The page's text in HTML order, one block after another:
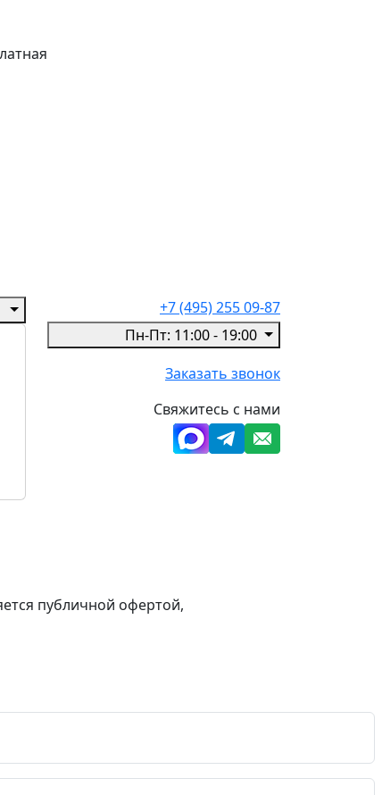
+7 (495) 255 09-87
Пн-Пт: 11:00 - 19:00
Заказать звонок
Свяжитесь с нами
публичной офертой,